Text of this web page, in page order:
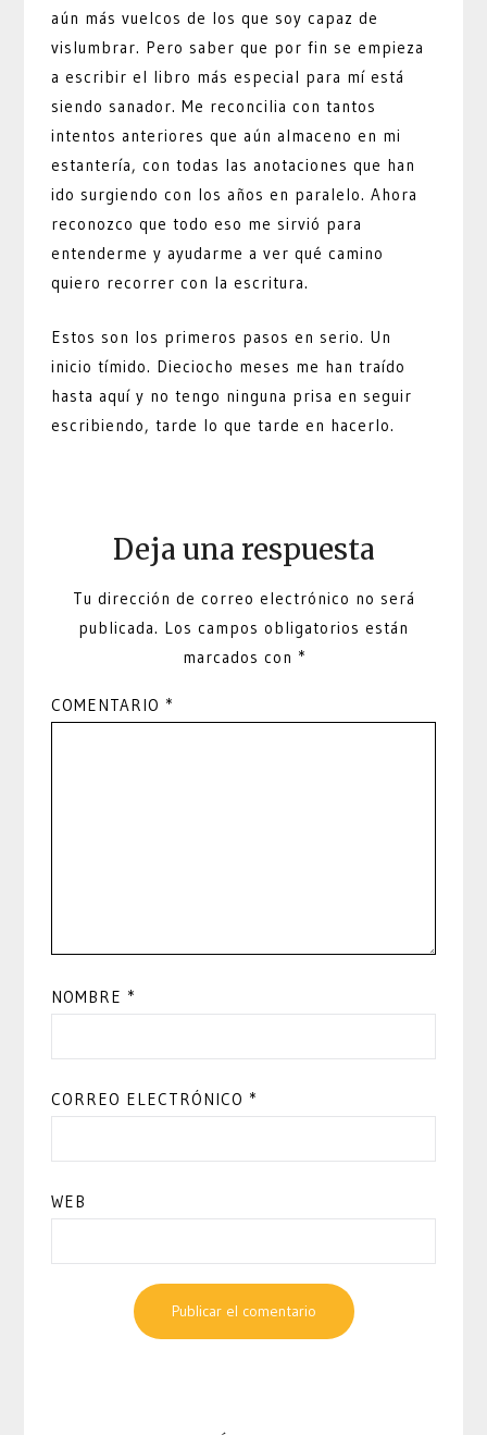
aún más vuelcos de los que soy capaz de
vislumbrar. Pero saber que por fin se empieza
a escribir el libro más especial para mí está
siendo sanador. Me reconcilia con tantos
intentos anteriores que aún almaceno en mi
estantería, con todas las anotaciones que han
ido surgiendo con los años en paralelo. Ahora
reconozco que todo eso me sirvió para
entenderme y ayudarme a ver qué camino
quiero recorrer con la escritura.
Estos son los primeros pasos en serio. Un
inicio tímido. Dieciocho meses me han traído
hasta aquí y no tengo ninguna prisa en seguir
escribiendo, tarde lo que tarde en hacerlo.
Deja una respuesta
Tu dirección de correo electrónico no será
publicada. Los campos obligatorios están
marcados con *
COMENTARIO *
NOMBRE *
CORREO ELECTRÓNICO *
WEB